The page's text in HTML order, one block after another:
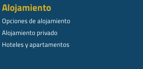
Alojamiento
Opciones de alojamiento
Alojamiento privado
Hoteles y apartamentos